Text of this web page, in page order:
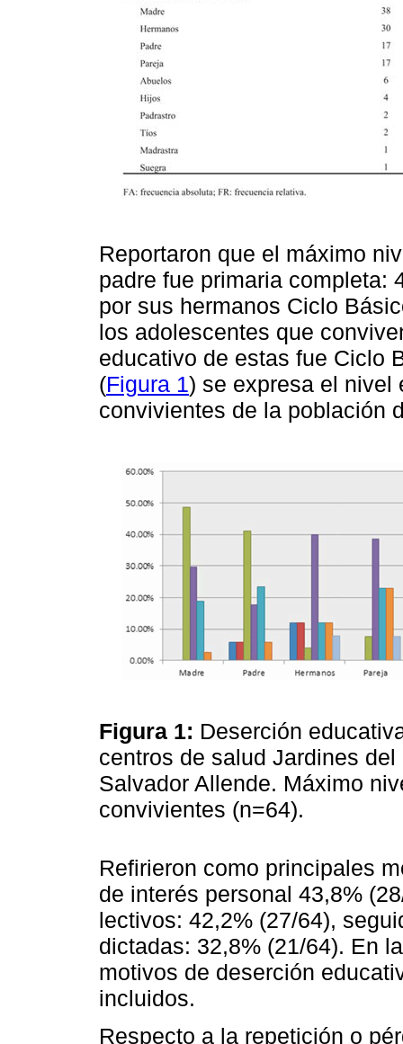
Reportaron que el máximo
padre fue primaria completa:
por sus hermanos Ciclo
los adolescentes que
educativo de estas fue Ciclo
(Figura 1) se expresa el nivel
convivientes de la población
Figura 1: Deserción
centros de salud Jardines
Salvador Allende. Máximo
convivientes (n=64).
Refirieron como principales
de interés personal 43,8%
lectivos: 42,2% (27/64),
dictadas: 32,8% (21/64). En
motivos de deserción
incluidos.
Respecto a la repetición o